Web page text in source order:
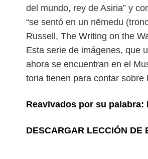
del mundo, rey de Asiria” y
“se sentó en un nēmedu
Russell, The Writing on the
Esta serie de imágenes, que
ahora se encuentran en el
toria tienen para contar
Reavivados por su palabra:
DESCARGAR LECCIÓN